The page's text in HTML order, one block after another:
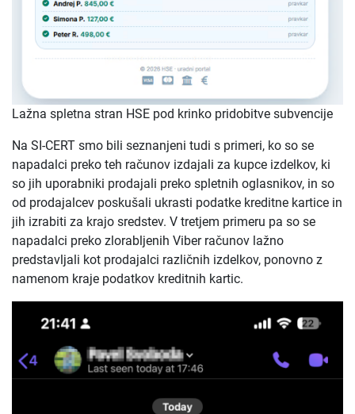
Lažna spletna stran HSE pod krinko pridobitve subvencije
Na SI-CERT smo bili seznanjeni tudi s primeri, ko so se
napadalci preko teh računov izdajali za kupce izdelkov, ki
so jih uporabniki prodajali preko spletnih oglasnikov, in so
od prodajalcev poskušali ukrasti podatke kreditne kartice in
jih izrabiti za krajo sredstev. V tretjem primeru pa so se
napadalci preko zlorabljenih Viber računov lažno
predstavljali kot prodajalci različnih izdelkov, ponovno z
namenom kraje podatkov kreditnih kartic.